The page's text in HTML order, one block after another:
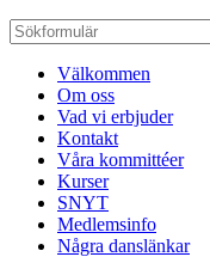
Välkommen
Om oss
Vad vi erbjuder
Kontakt
Våra kommittéer
Kurser
SNYT
Medlemsinfo
Några danslänkar